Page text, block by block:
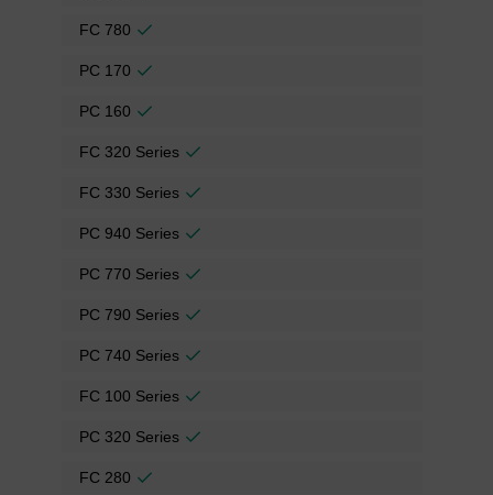
FC 780
PC 170
PC 160
FC 320 Series
FC 330 Series
PC 940 Series
PC 770 Series
PC 790 Series
PC 740 Series
FC 100 Series
PC 320 Series
FC 280